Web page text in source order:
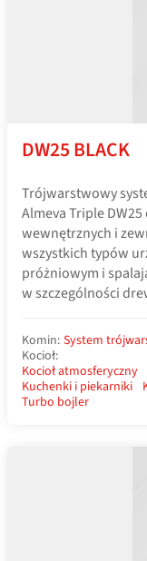
DW25 BLACK
Trójwarstwowy
Almeva Triple
wewnętrznych i
wszystkich typów
próżniowym i
w szczególności
Komin: System
Kocioł:
Kocioł atmosferyczny
Kuchenki i piekarniki
Turbo bojler